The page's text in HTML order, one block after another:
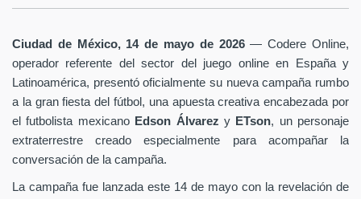
Ciudad de México, 14 de mayo de 2026— Codere Online,
operador referente del sector del juego online en España y
Latinoamérica, presentó oficialmente su nueva campaña rumbo
a la gran fiesta del fútbol, una apuesta creativa encabezada por
el futbolista mexicano Edson Álvarez yETson, un personaje
extraterrestre creado especialmente para acompañar la
conversación de la campaña.
La campaña fue lanzada este 14 de mayo con la revelación de